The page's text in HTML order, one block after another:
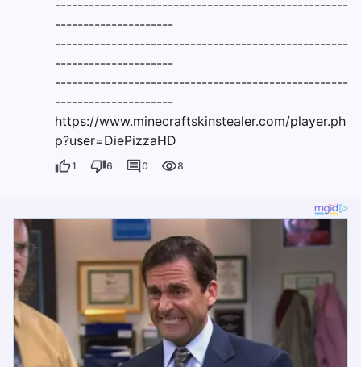
----------------------------------------------------
---------------------
----------------------------------------------------
---------------------
----------------------------------------------------
---------------------
https://www.minecraftskinstealer.com/player.ph
p?user=DiePizzaHD
1 6 0 8